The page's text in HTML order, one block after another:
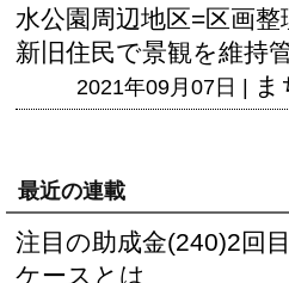
水公園周辺地区=区画整
新旧住民で景観を維持
2021年09月07日 |
最近の連載
注目の助成金(240)2回
ケースとは